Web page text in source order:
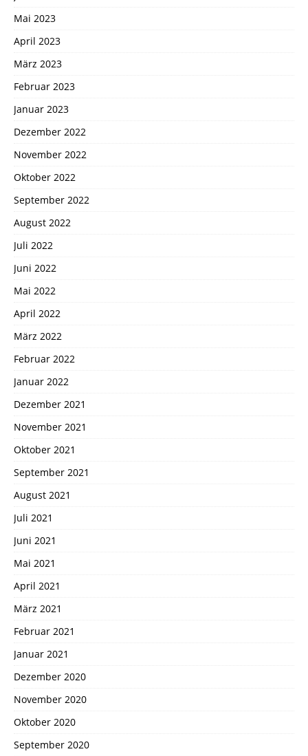
Mai 2023
April 2023
März 2023
Februar 2023
Januar 2023
Dezember 2022
November 2022
Oktober 2022
September 2022
August 2022
Juli 2022
Juni 2022
Mai 2022
April 2022
März 2022
Februar 2022
Januar 2022
Dezember 2021
November 2021
Oktober 2021
September 2021
August 2021
Juli 2021
Juni 2021
Mai 2021
April 2021
März 2021
Februar 2021
Januar 2021
Dezember 2020
November 2020
Oktober 2020
September 2020